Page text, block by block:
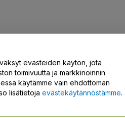
yhteyttä
evästeiden käytön, jota
toimivuutta ja markkinoinnin
käytämme vain ehdottoman
lisätietoja evästekäytännöstämme.